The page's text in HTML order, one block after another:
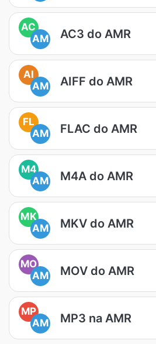
AC
AM
AC3 do AMR
AI
AM
AIFF do AMR
FL
AM
FLAC do AMR
M4
AM
M4A do AMR
MK
AM
MKV do AMR
MO
AM
MOV do AMR
MP
AM
MP3 na AMR